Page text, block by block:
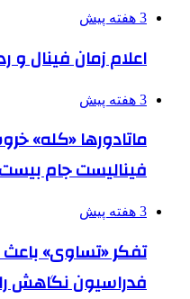
3 هفته پیش
اعلام زمان فینال و
3 هفته پیش
ماتادورها «کله»
فینالیست جام
3 هفته پیش
تفکر «تساوی»
فدراسیون نگاهش